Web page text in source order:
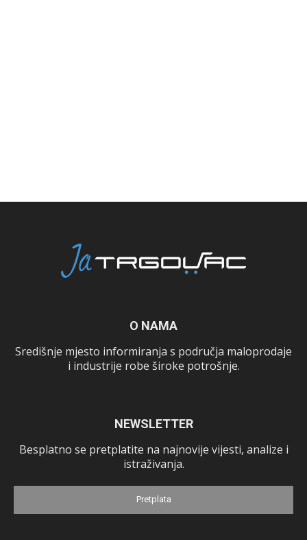
O NAMA
Središnje mjesto informiranja s područja maloprodaje
i industrije robe široke potrošnje.
NEWSLETTER
Besplatno se pretplatite na najnovije vijesti, analize i
istraživanja.
Pretplata